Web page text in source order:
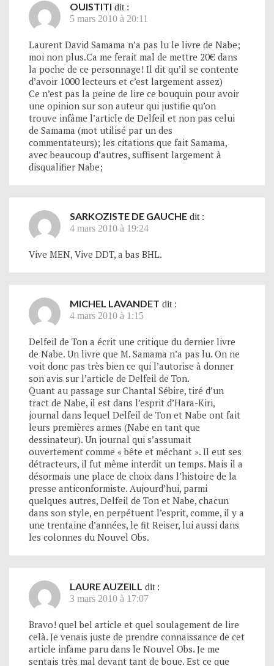
OUISTITI dit :
5 mars 2010 à 20:11
Laurent David Samama n’a pas lu le livre de Nabe;
moi non plus.Ca me ferait mal de mettre 20€ dans
la poche de ce personnage! Il dit qu’il se contente
d’avoir 1000 lecteurs et c’est largement assez)
Ce n’est pas la peine de lire ce bouquin pour avoir
une opinion sur son auteur qui justifie qu’on
trouve infâme l’article de Delfeil et non pas celui
de Samama (mot utilisé par un des
commentateurs); les citations que fait Samama,
avec beaucoup d’autres, suffisent largement à
disqualifier Nabe;
SARKOZISTE DE GAUCHE dit :
4 mars 2010 à 19:24
Vive MEN, Vive DDT, a bas BHL.
MICHEL LAVANDET dit :
4 mars 2010 à 1:15
Delfeil de Ton a écrit une critique du dernier livre
de Nabe. Un livre que M. Samama n’a pas lu. On ne
voit donc pas très bien ce qui l’autorise à donner
son avis sur l’article de Delfeil de Ton.
Quant au passage sur Chantal Sébire, tiré d’un
tract de Nabe, il est dans l’esprit d’Hara-Kiri,
journal dans lequel Delfeil de Ton et Nabe ont fait
leurs premières armes (Nabe en tant que
dessinateur). Un journal qui s’assumait
ouvertement comme « bête et méchant ». Il eut ses
détracteurs, il fut même interdit un temps. Mais il a
désormais une place de choix dans l’histoire de la
presse anticonformiste. Aujourd’hui, parmi
quelques autres, Delfeil de Ton et Nabe, chacun
dans son style, en perpétuent l’esprit, comme, il y a
une trentaine d’années, le fit Reiser, lui aussi dans
les colonnes du Nouvel Obs.
LAURE AUZEILL dit :
3 mars 2010 à 17:07
Bravo! quel bel article et quel soulagement de lire
celà. Je venais juste de prendre connaissance de cet
article infame paru dans le Nouvel Obs. Je me
sentais très mal devant tant de boue. Est ce que